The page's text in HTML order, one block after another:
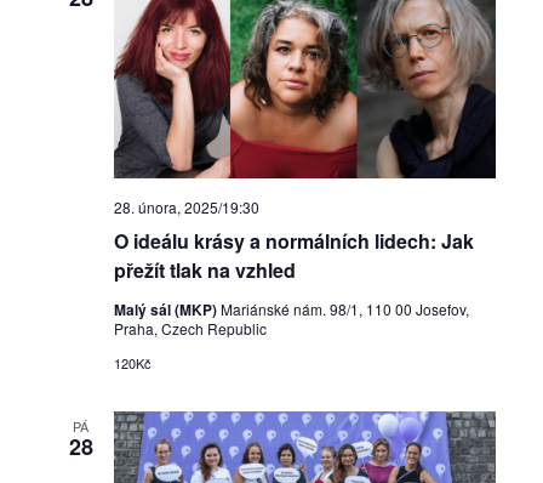
O ideálu krásy a normálních lidech: Jak
přežít tlak na vzhled
28. února, 2025/19:30
Malý sál (MKP)Mariánské nám. 98/1, 110 00 Josefov,
Praha, Czech Republic
120Kč
PÁ
28